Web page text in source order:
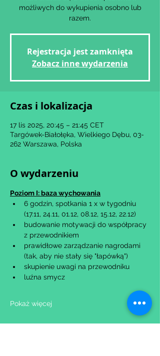
możliwych do wykupienia osobno lub
razem.
Rejestracja jest zamknięta
Zobacz inne wydarzenia
Czas i lokalizacja
17 lis 2025, 20:45 – 21:45 CET
Targówek-Białołęka, Wielkiego Dębu, 03-
262 Warszawa, Polska
O wydarzeniu
Poziom I: baza wychowania
6 godzin, spotkania 1 x w tygodniu
(17.11, 24.11, 01.12, 08.12, 15.12, 22.12)
budowanie motywacji do współpracy
z przewodnikiem
prawidłowe zarządzanie nagrodami
(tak, aby nie stały się "łapówką")
skupienie uwagi na przewodniku
luźna smycz
Pokaż więcej